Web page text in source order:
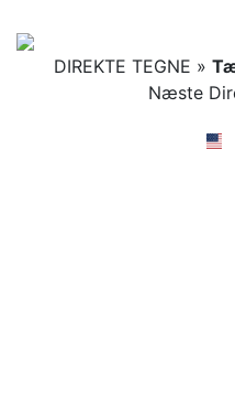
DIREKTE TEGNE »
Næste